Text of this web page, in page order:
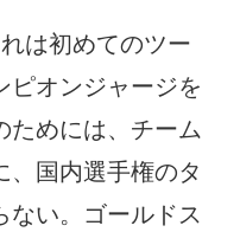
は初めてのツー
ピオンジャージを
ためには、チーム
、国内選手権のタ
ない。ゴールドス